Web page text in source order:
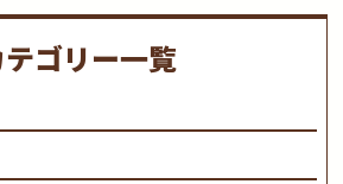
す。 私たちは、馬の品種と血統にこ
は、乗用馬の質の向上を目指し、生
産･育成･調教を一貫して行います。カナディアンキャ
ツアー情報はこちら
テゴリー一覧